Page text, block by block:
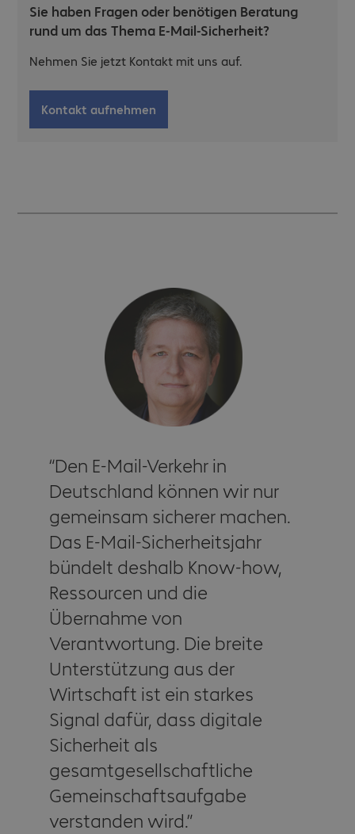
Sie haben Fragen oder benötigen Beratung
rund um das Thema E-Mail-Sicherheit?
Nehmen Sie jetzt Kontakt mit uns auf.
Kontakt aufnehmen
Den E-Mail-Verkehr in
Deutschland können wir nur
gemeinsam sicherer machen.
Das E-Mail-Sicherheitsjahr
bündelt deshalb Know-how,
Ressourcen und die
Übernahme von
Verantwortung. Die breite
Unterstützung aus der
Wirtschaft ist ein starkes
Signal dafür, dass digitale
Sicherheit als
gesamtgesellschaftliche
Gemeinschaftsaufgabe
verstanden wird.